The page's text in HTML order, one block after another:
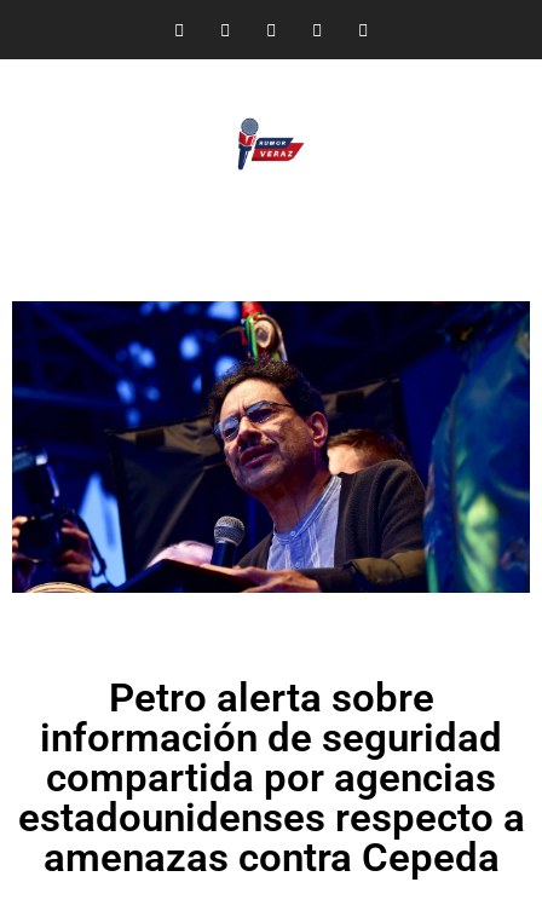
Petro alerta sobre
información de seguridad
compartida por agencias
estadounidenses respecto a
amenazas contra Cepeda